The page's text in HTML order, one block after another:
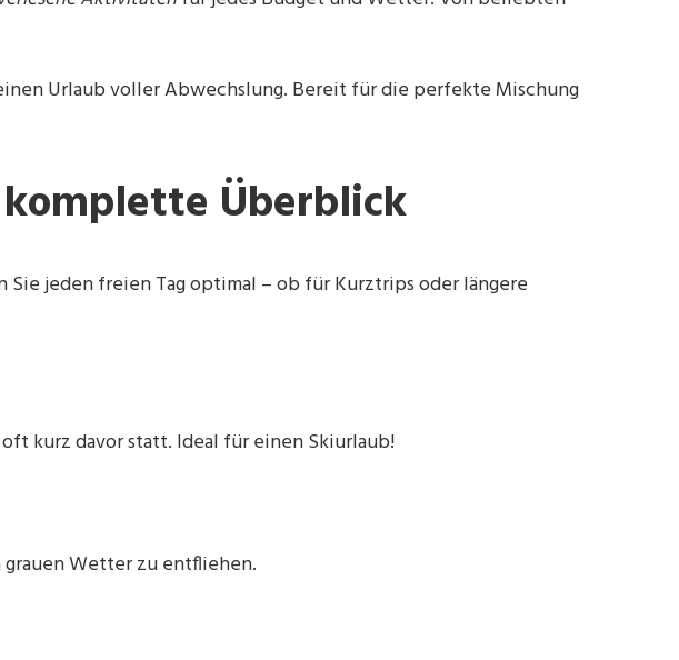
Urlaub voller Abwechslung. Bereit für die perfekte Mischung
Überblick
jeden freien Tag optimal – ob für Kurztrips oder längere
kurz davor statt. Ideal für einen Skiurlaub!
grauen Wetter zu entfliehen.